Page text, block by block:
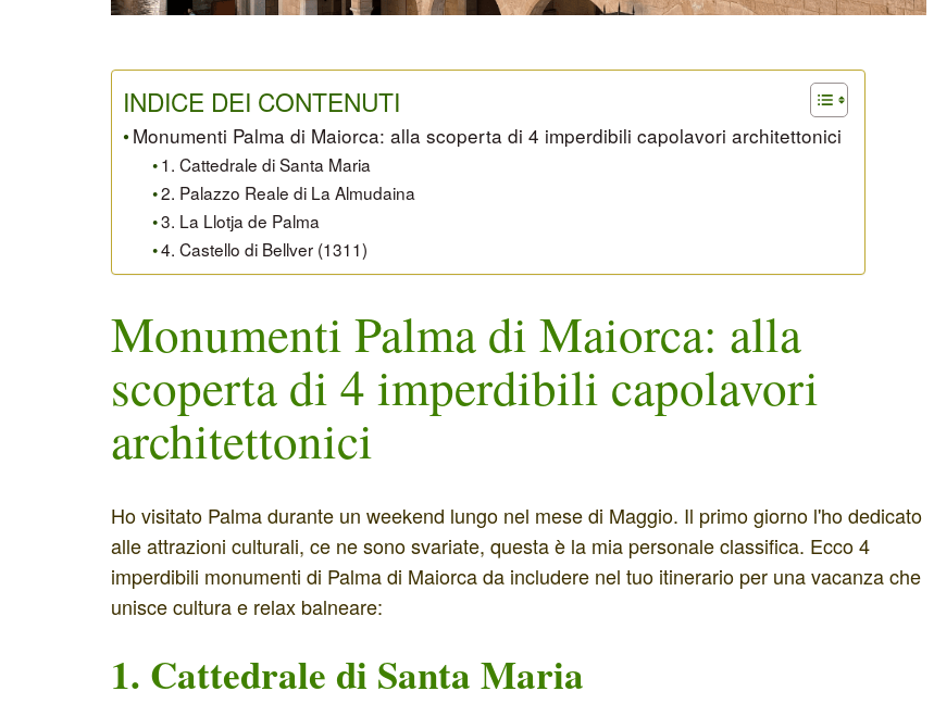
INDICE DEI CONTENUTI
Monumenti Palma di Maiorca: alla scoperta di 4 imperdibili capolavori architettonici
1. Cattedrale di Santa Maria
2. Palazzo Reale di La Almudaina
3. La Llotja de Palma
4. Castello di Bellver (1311)
Monumenti Palma di Maiorca: alla
scoperta di 4 imperdibili capolavori
architettonici
Ho visitato Palma durante un weekend lungo nel mese di Maggio. Il primo giorno l'ho dedicato
alle attrazioni culturali, ce ne sono svariate, questa è la mia personale classifica. Ecco 4
imperdibili monumenti di Palma di Maiorca da includere nel tuo itinerario per una vacanza che
unisce cultura e relax balneare:
1. Cattedrale di Santa Maria